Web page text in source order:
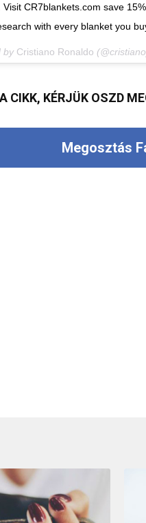
CR7blankets.com save
with every blanket you
by Cristiano Ronaldo
KÉRJÜK OSZD
Megosztás